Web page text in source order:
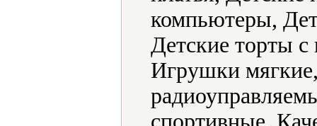
компьютеры,
Детские торты
Игрушки